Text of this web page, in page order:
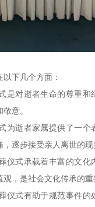
下几个方面：
是对逝者生命的尊重和
意。
为逝者家属提供了一个
逐步接受亲人离世的现
仪式承载着丰富的文化
，是社会文化传承的重
仪式有助于规范事件的